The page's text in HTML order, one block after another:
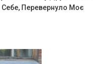
Перевернуло Моє